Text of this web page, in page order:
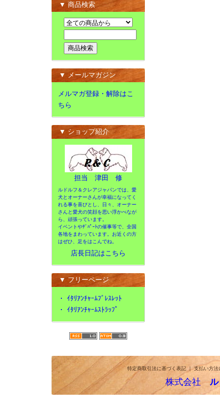
▼ 商品検索
▼ メールマガジン
メルマガ登録・解除はこ
ちら
▼ ショップ紹介
担当 津田 修
ルドルフ＆クレアジャパンでは、愛
犬とオーナーさんが幸福になってく
れる事を喜びとし、日々、オーナー
さんと愛犬の笑顔を思い浮かべなが
ら、頑張っています。
イベントやﾃﾞﾊﾟｰﾄの催事等で、全国
各地をまわっています。お近くの方
はぜひ、足をはこんでね。
店長日記はこちら
▼ フリーページ
・ ｲﾀﾘｱﾝﾁｬｰﾑﾌﾞﾚｽﾚｯﾄ
・ ｲﾀﾘｱﾝﾁｬｰﾑｽﾄﾗｯﾌﾟ
特定商取引法に基づく表記｜支払い方法
株式会社